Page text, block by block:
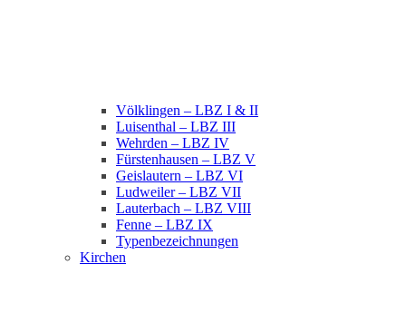
Völklingen – LBZ I & II
Luisenthal – LBZ III
Wehrden – LBZ IV
Fürstenhausen – LBZ V
Geislautern – LBZ VI
Ludweiler – LBZ VII
Lauterbach – LBZ VIII
Fenne – LBZ IX
Typenbezeichnungen
Kirchen